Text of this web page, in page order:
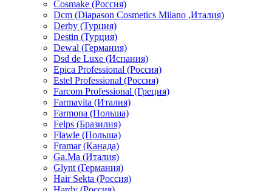
Cosmake (Россия)
Dcm (Diapason Cosmetics Milano ,Италия)
Derby (Турция)
Destin (Турция)
Dewal (Германия)
Dsd de Luxe (Испания)
Epica Professional (Россия)
Estel Professional (Россия)
Farcom Professional (Греция)
Farmavita (Италия)
Farmona (Польша)
Felps (Бразилия)
Flawle (Польша)
Framar (Канада)
Ga.Ma (Италия)
Glynt (Германия)
Hair Sekta (Россия)